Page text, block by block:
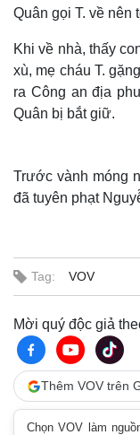
Quân gọi T. về nên
Khi về nhà, thấy
xù, mẹ cháu T.
ra Công an địa
Quân bị bắt giữ.
Trước vành móng
đã tuyên phạt
Tag: VOV
Mời quý độc giả
Thêm VOV trên
Chọn VOV làm